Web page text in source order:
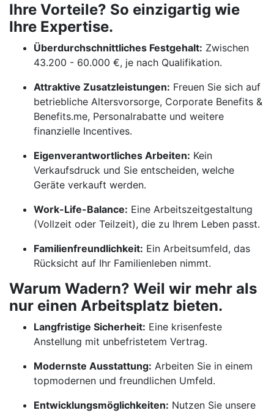
Ihre Vorteile? So einzigartig wie
Ihre Expertise.
Überdurchschnittliches Festgehalt: Zwischen
43.200 - 60.000 €, je nach Qualifikation.
Attraktive Zusatzleistungen: Freuen Sie sich auf
betriebliche Altersvorsorge, Corporate Benefits &
Benefits.me, Personalrabatte und weitere
finanzielle Incentives.
Eigenverantwortliches Arbeiten: Kein
Verkaufsdruck und Sie entscheiden, welche
Geräte verkauft werden.
Work-Life-Balance: Eine Arbeitszeitgestaltung
(Vollzeit oder Teilzeit), die zu Ihrem Leben passt.
Familienfreundlichkeit: Ein Arbeitsumfeld, das
Rücksicht auf Ihr Familienleben nimmt.
Warum Wadern? Weil wir mehr als
nur einen Arbeitsplatz bieten.
Langfristige Sicherheit: Eine krisenfeste
Anstellung mit unbefristetem Vertrag.
Modernste Ausstattung: Arbeiten Sie in einem
topmodernen und freundlichen Umfeld.
Entwicklungsmöglichkeiten: Nutzen Sie unsere